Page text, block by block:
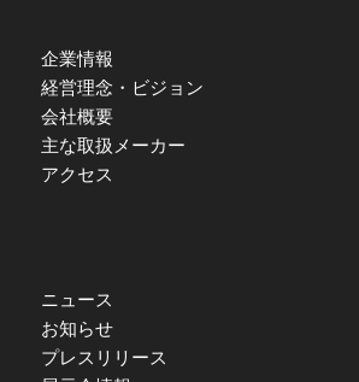
企業情報
経営理念・ビジョン
会社概要
主な取扱メーカー
アクセス
ニュース
お知らせ
プレスリリース